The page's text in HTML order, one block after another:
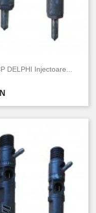
DELPHI Injectoare...